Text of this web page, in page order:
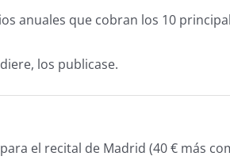
anuales que cobran los 10
los publicase.
el recital de Madrid (40 € más